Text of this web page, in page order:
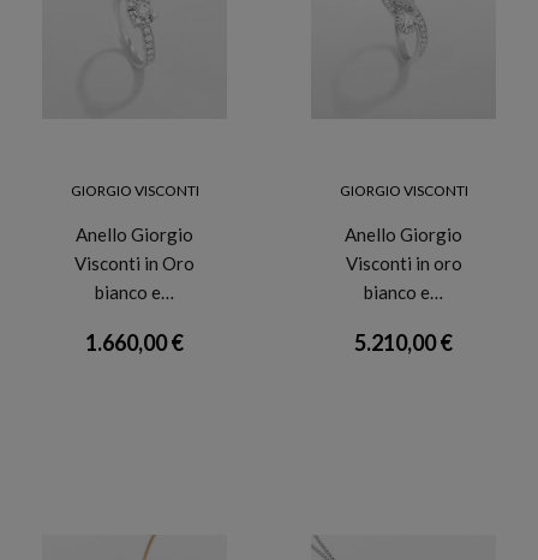
GIORGIO VISCONTI
Anello Giorgio
Visconti in Oro
bianco e…
1.660,00 €
GIORGIO VISCONTI
Anello Giorgio
Visconti in oro
bianco e…
5.210,00 €